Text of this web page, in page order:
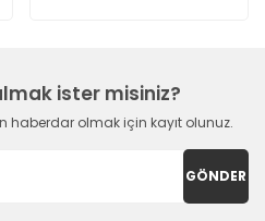
ister misiniz?
haberdar olmak için kayıt olunuz.
GÖNDER